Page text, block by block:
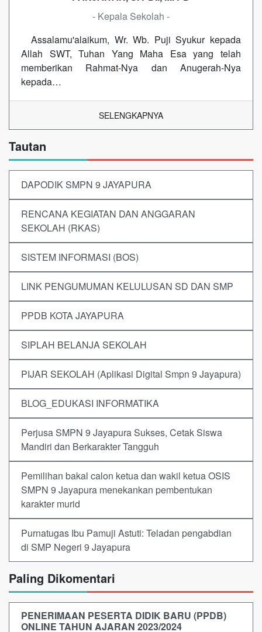
- Kepala Sekolah -
Assalamu'alaikum, Wr. Wb. Puji Syukur kepada
Allah SWT, Tuhan Yang Maha Esa yang telah
memberikan Rahmat-Nya dan Anugerah-Nya
kepada…
SELENGKAPNYA
Tautan
DAPODIK SMPN 9 JAYAPURA
RENCANA KEGIATAN DAN ANGGARAN
SEKOLAH (RKAS)
SISTEM INFORMASI (BOS)
LINK PENGUMUMAN KELULUSAN SD DAN SMP
PPDB KOTA JAYAPURA
SIPLAH BELANJA SEKOLAH
PIJAR SEKOLAH (Aplikasi Digital Smpn 9 Jayapura)
BLOG_EDUKASI INFORMATIKA
Perjusa SMPN 9 Jayapura Sukses, Cetak Siswa
Mandiri dan Berkarakter Tangguh
Pemilihan bakal calon ketua dan wakil ketua OSIS
SMPN 9 Jayapura menekankan pembentukan
karakter murid
Purnatugas Ibu Pamuji Astuti: Teladan pengabdian
di SMP Negeri 9 Jayapura
Paling Dikomentari
PENERIMAAN PESERTA DIDIK BARU (PPDB)
ONLINE TAHUN AJARAN 2023/2024